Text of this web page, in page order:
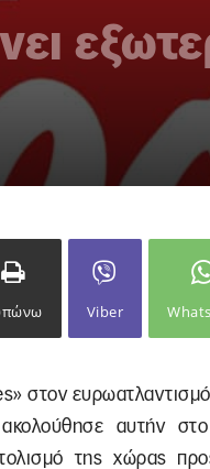
Viber
στον ευρωατλαντισμό
αυτήν
της χώρας